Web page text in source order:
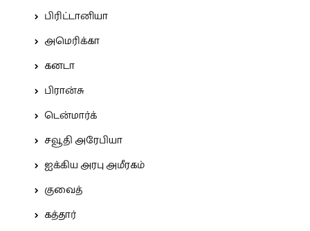
பிரிட்டானியா
அமெரிக்கா
கனடா
பிரான்சு
டென்மார்க்
சவூதி அரேபியா
ஐக்கிய அரபு அமீரகம்
குவைத்
கத்தார்